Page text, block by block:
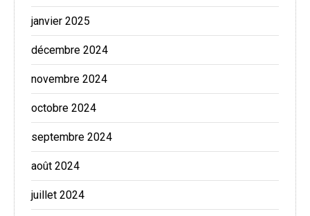
janvier 2025
décembre 2024
novembre 2024
octobre 2024
septembre 2024
août 2024
juillet 2024